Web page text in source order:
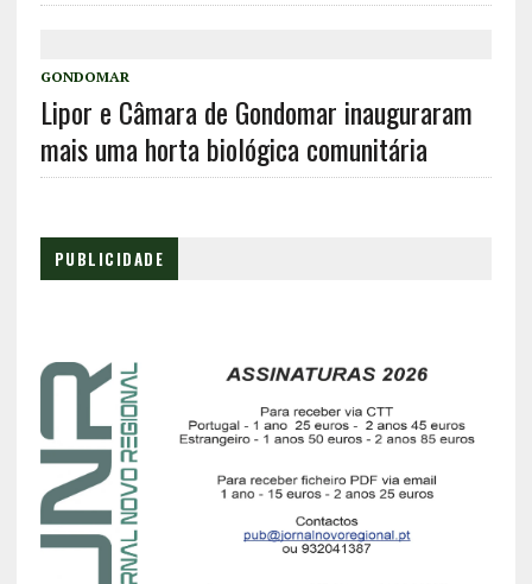
GONDOMAR
Lipor e Câmara de Gondomar inauguraram
mais uma horta biológica comunitária
PUBLICIDADE